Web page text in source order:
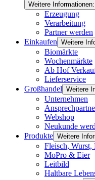
Weitere
Erzeugung
Verarbeitung
Partner werden
Einkaufen Weitere
Biomärkte
Wochenmärkte
Ab Hof
Lieferservice
Großhandel Weitere
Unternehmen
Webshop
Neukunde
Produkte Weitere
Fleisch, Wurst,
MoPro & Eier
Leitbild
Haltbare